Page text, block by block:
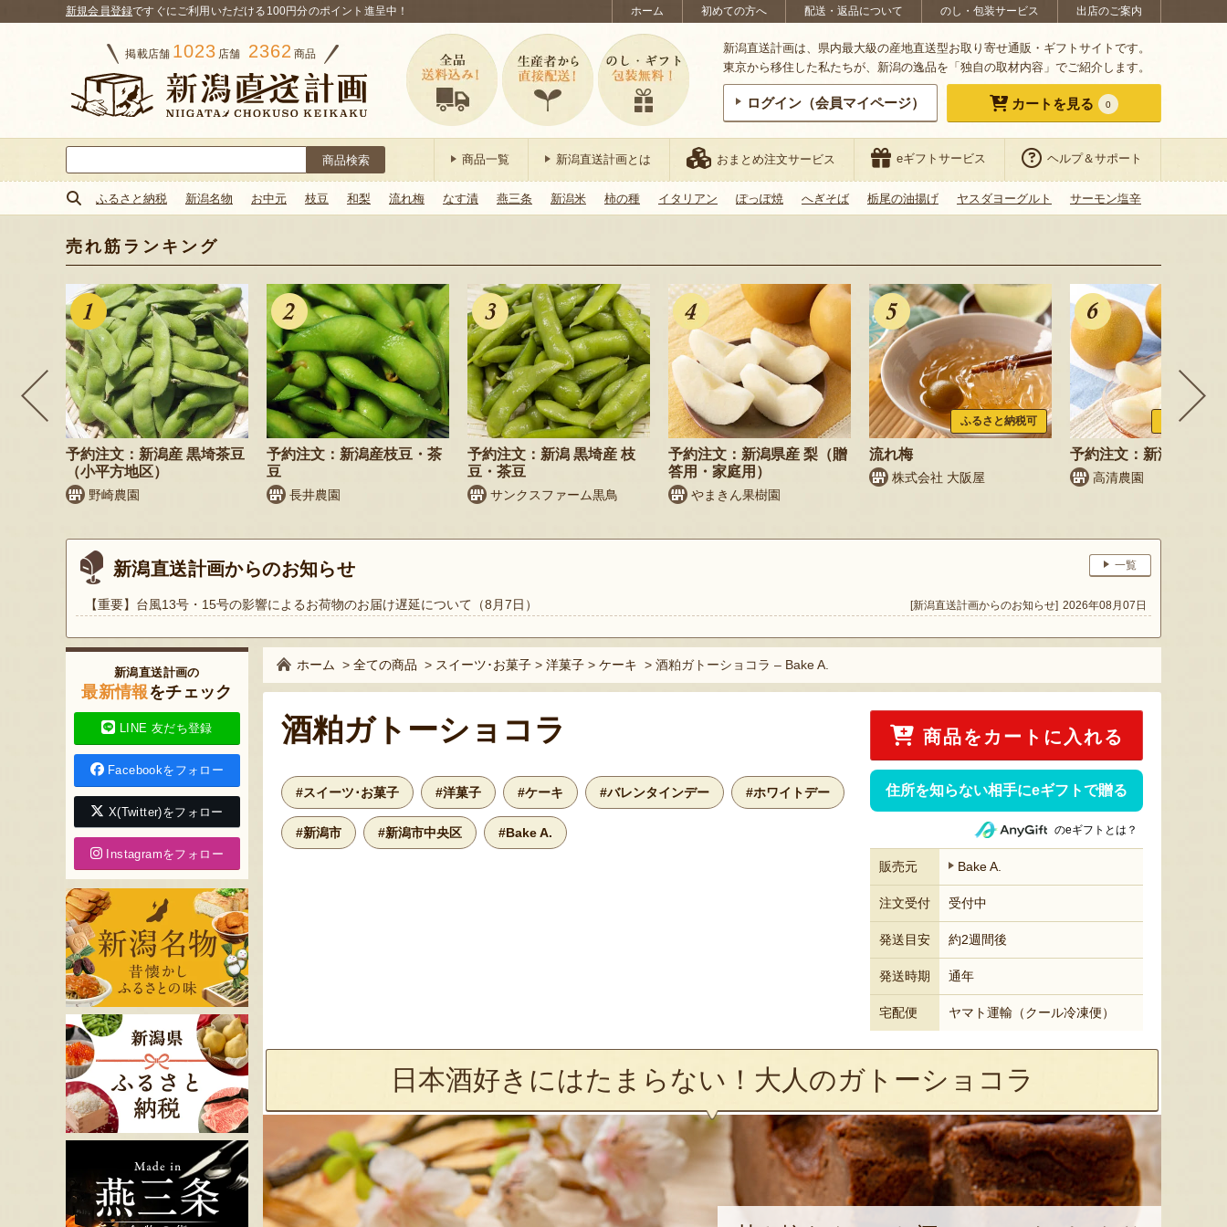
ホーム 初めての方へ 配送・返品について のし・包装サービス 出店のご案内
新規会員登録ですぐにご利用いただける100円分のポイント進呈中！
掲載店舗 1023 店舗 2362 商品
新潟直送計画は、県内最大級の産地直送型お取り寄せ通販・ギフトサイトです。
東京から移住した私たちが、新潟の逸品を「独自の取材内容」でご紹介します。
ログイン（会員マイページ） カートを見る 0
索:
商品一覧 新潟直送計画とは おまとめ注文サービス eギフトサービス ヘルプ＆サポート
ふるさと納税 新潟名物 お中元 枝豆 和梨 流れ梅 なす漬 燕三条 新潟米 柿の種 イタリアン ぽっぽ焼 へぎそば 栃尾の油揚げ ヤスダヨーグルト サーモン塩辛
売れ筋ランキング
予約注文：新潟産 黒埼茶豆
（小平方地区）
野崎農園
予約注文：新潟産枝豆・茶
豆
長井農園
予約注文：新潟 黒埼産 枝
豆・茶豆
サンクスファーム黒鳥
予約注文：新潟県産 梨（贈
答用・家庭用）
やまきん果樹園
ふるさと納税可
流れ梅
株式会社 大阪屋
ふるさと納
予約注文：新潟県産 梨
高清農園
新潟直送計画からのお知らせ 一覧
【重要】台風13号・15号の影響によるお荷物のお届け遅延について（8月7日） [新潟直送計画からのお知らせ] 2026年08月07日
ホーム > 全ての商品 > スイーツ･お菓子 > 洋菓子 > ケーキ > 酒粕ガトーショコラ – Bake A.
酒粕ガトーショコラ
#スイーツ･お菓子 #洋菓子 #ケーキ #バレンタインデー #ホワイトデー
#新潟市 #新潟市中央区 #Bake A.
商品をカートに入れる
住所を知らない相手にeギフトで贈る
のeギフトとは？
販売元 Bake A.
注文受付 受付中
発送目安 約2週間後
発送時期 通年
宅配便 ヤマト運輸（クール冷凍便）
日本酒好きにはたまらない！大人のガトーショコラ
新潟直送計画の
最新情報をチェック
LINE 友だち登録
Facebookをフォロー
X(Twitter)をフォロー
Instagramをフォロー